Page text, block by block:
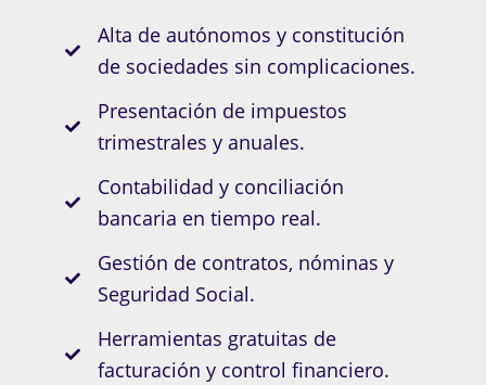
Alta de autónomos y constitución
de sociedades sin complicaciones.
Presentación de impuestos
trimestrales y anuales.
Contabilidad y conciliación
bancaria en tiempo real.
Gestión de contratos, nóminas y
Seguridad Social.
Herramientas gratuitas de
facturación y control financiero.